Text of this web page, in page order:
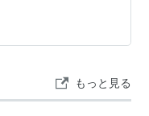
治療の余地がある
した母親に頭を抱
は誰なんだ？ 二つ
わる葛藤を、周到
もっと見る